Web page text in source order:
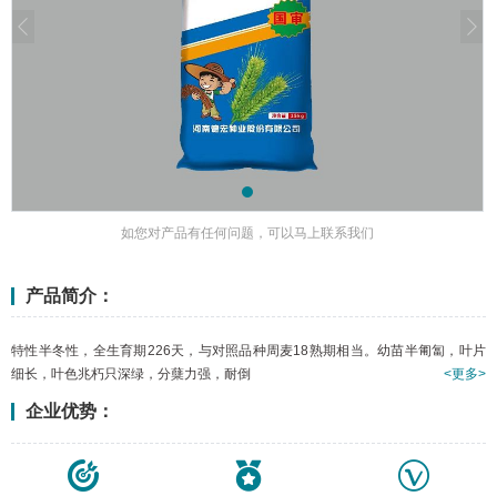
如您对产品有任何问题，可以马上联系我们
产品简介：
特性半冬性，全生育期226天，与对照品种周麦18熟期相当。幼苗半匍匐，叶片
细长，叶色兆朽只深绿，分蘖力强，耐倒
<更多>
企业优势：